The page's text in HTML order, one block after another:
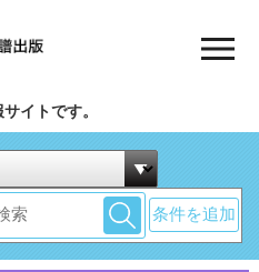
イトです。
条件を追加